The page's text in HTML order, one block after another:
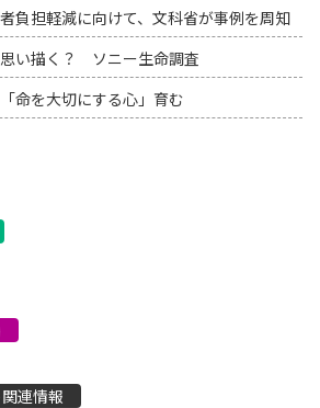
負担軽減に向けて、文科省が事例を周知
い描く？ ソニー生命調査
命を大切にする心」育む
連情報